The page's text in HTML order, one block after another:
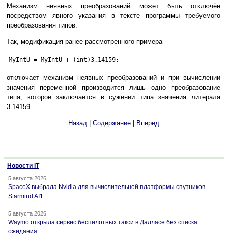
Механизм неявных преобразований может быть отключён
посредством явного указания в тексте программы требуемого
преобразования типов.
Так, модификация ранее рассмотренного примера
MyIntU = MyIntU + (int)3.14159;
отключает механизм неявных преобразований и при вычислении
значения переменной производится лишь одно преобразование
типа, которое заключается в сужении типа значения литерала
3.14159.
Назад| Содержание| Вперед
Новости IT
5 августа 2026
SpaceX выбрала Nvidia для вычислительной платформы спутников
Starmind AI1
5 августа 2026
Waymo открыла сервис беспилотных такси в Далласе без списка
ожидания